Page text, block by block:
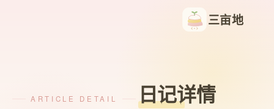
三亩地
ARTICLE DETAIL 日记详情